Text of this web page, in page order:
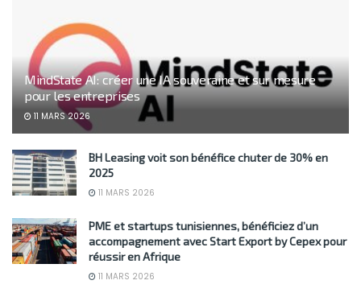
MindState AI: créer une IA souveraine et sur mesure
pour les entreprises
11 MARS 2026
BH Leasing voit son bénéfice chuter de 30% en
2025
11 MARS 2026
PME et startups tunisiennes, bénéficiez d’un
accompagnement avec Start Export by Cepex pour
réussir en Afrique
11 MARS 2026